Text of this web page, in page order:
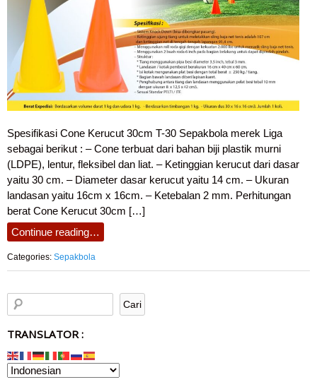
Spesifikasi Cone Kerucut 30cm T-30 Sepakbola merek Liga
sebagai berikut : – Cone terbuat dari bahan biji plastik murni
(LDPE), lentur, fleksibel dan liat. – Ketinggian kerucut dari dasar
yaitu 30 cm. – Diameter dasar kerucut yaitu 14 cm. – Ukuran
landasan yaitu 16cm x 16cm. – Ketebalan 2 mm. Perhitungan
berat Cone Kerucut 30cm […]
Continue reading…
Categories: Sepakbola
TRANSLATOR :